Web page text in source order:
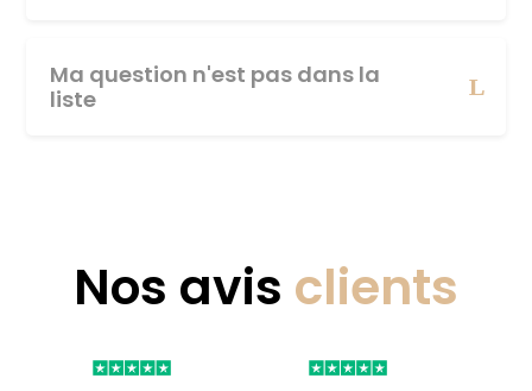
Ma question n'est pas dans la
liste
Nos avis clients